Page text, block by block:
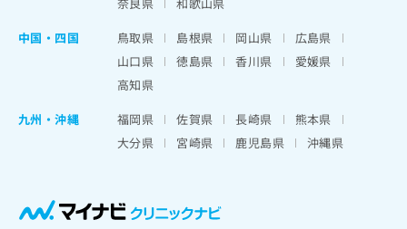
中国・四国
鳥取県 島根県 岡山県
広島県
山口県
徳島県 香川県
愛媛県
高知県
九州・沖縄
福岡県 佐賀県 長崎県
熊本県
大分県
宮崎県 鹿児島県 沖縄県